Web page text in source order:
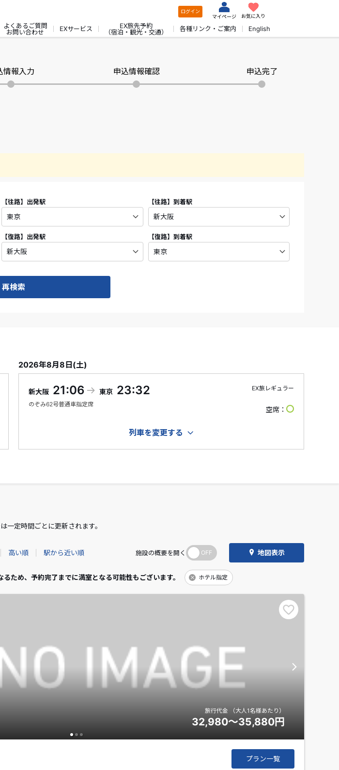
ログイン
マイページ
お気に入り
よくあるご質問
お問い合わせ
EXサービス
EX旅先予約
（宿泊・観光・交通）
各種リンク・ご案内 English
情報入力 申込情報確認 申込完了
【往路】 出発駅 【往路】 到着駅
【復路】 出発駅 【復路】 到着駅
再検索
2026年8月8日(土)
新大阪 21:06 東京 23:32
のぞみ62号普通車指定席
EX旅レギュラー
空席
列車を変更する
一定時間ごとに更新されます。
地図表示
ため、予約完了までに満室となる可能性もございます。 ホテル指定
高い順 駅から近い順 施設の概要を開く
プラン一覧
旅行代金 （大人1名様あたり）
32,980～35,880円